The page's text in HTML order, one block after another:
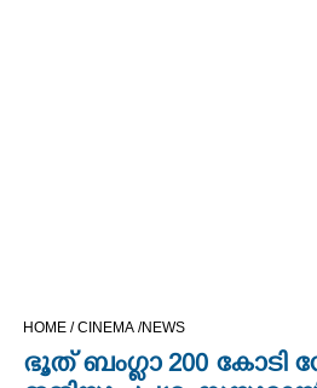
HOME /CINEMA /NEWS
ഭൂത് ബംഗ്ളാ 200 കോടി